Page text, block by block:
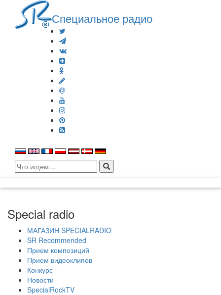
Специальное радио
Search
for:
Special radio
МАГАЗИН SPECIALRADIO
SR Recommended
Прием композиций
Прием видеоклипов
Конкурс
Новости
SpecialRockTV